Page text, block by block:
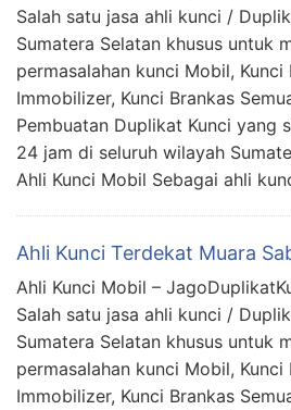
Salah satu jasa ahli kunci /
Sumatera Selatan khusus untuk
permasalahan kunci Mobil, Kunci
Immobilizer, Kunci Brankas
Pembuatan Duplikat Kunci yang
24 jam di seluruh wilayah
Ahli Kunci Mobil Sebagai ahli
Ahli Kunci Terdekat Muara
Ahli Kunci Mobil –
Salah satu jasa ahli kunci /
Sumatera Selatan khusus untuk
permasalahan kunci Mobil, Kunci
Immobilizer, Kunci Brankas